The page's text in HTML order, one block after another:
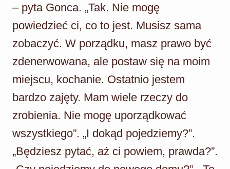
– pyta Gonca. „Tak. Nie mogę
powiedzieć ci, co to jest. Musisz sama
zobaczyć. W porządku, masz prawo być
zdenerwowana, ale postaw się na moim
miejscu, kochanie. Ostatnio jestem
bardzo zajęty. Mam wiele rzeczy do
zrobienia. Nie mogę uporządkować
wszystkiego”. „I dokąd pojedziemy?”.
„Będziesz pytać, aż ci powiem, prawda?”.